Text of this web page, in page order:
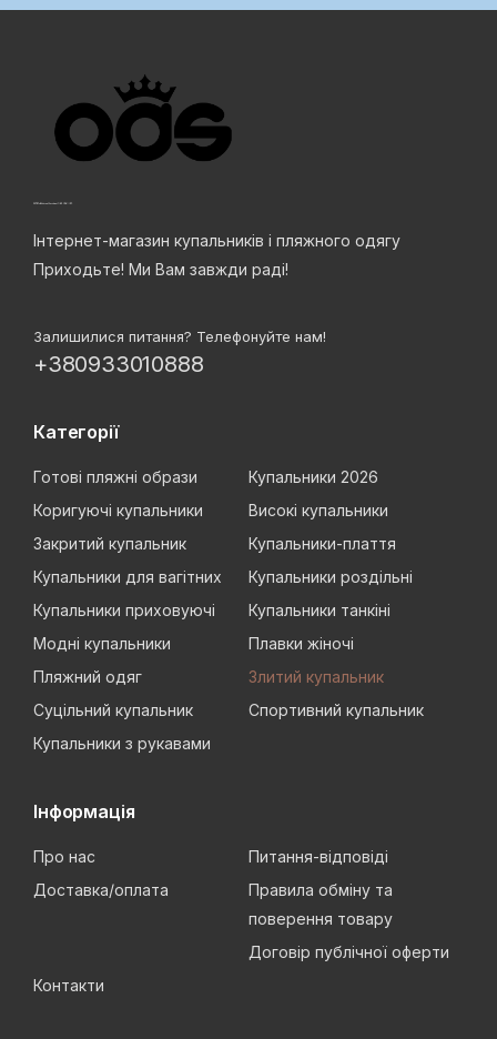
Інтернет-магазин купальників і пляжного одягу
Приходьте! Ми Вам завжди раді!
Залишилися питання? Телефонуйте нам!
+380933010888
Категорії
Готові пляжні образи
Купальники 2026
Коригуючі купальники
Високі купальники
Закритий купальник
Купальники-плаття
Купальники для вагітних
Купальники роздільні
Купальники приховуючі
Купальники танкіні
Модні купальники
Плавки жіночі
Пляжний одяг
Злитий купальник
Суцільний купальник
Спортивний купальник
Купальники з рукавами
Інформація
Про нас
Питання-відповіді
Доставка/оплата
Правила обміну та
поверення товару
Договір публічної оферти
Контакти